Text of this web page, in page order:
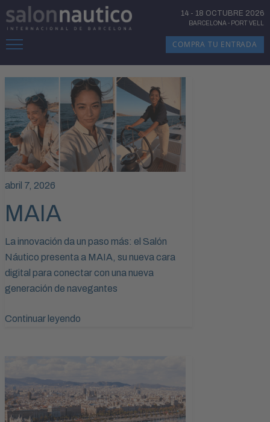
COMPRA TU ENTRADA
14 - 18 OCTUBRE 2026
BARCELONA- PORT VELL
abril 7, 2026
MAIA
La innovación da un paso más: el Salón
Náutico presenta a MAIA, su nueva cara
digital para conectar con una nueva
generación de navegantes
Continuar leyendo